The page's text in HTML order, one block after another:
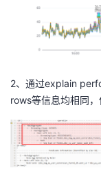
动
关
发
者
学
Programs
的
支
持
2、通过explain
rows等信息均相同，